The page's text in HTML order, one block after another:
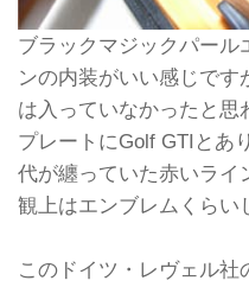
ブラックマジックパール
ンの内装がいい感じです
は入っていなかったと思
プレートにGolf GTIとあ
代が纏っていた赤いライ
観上はエンブレムくらい
このドイツ・レヴェル社